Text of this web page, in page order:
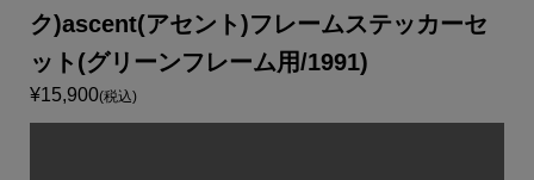
ク)ascent(アセント)フレームステッカーセ
ット(グリーンフレーム用/1991)
¥15,900(税込)